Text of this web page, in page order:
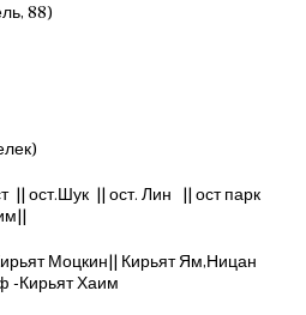
88)
|| ост.Шук || ост. Лин || ост парк
Моцкин|| Кирьят Ям,Ницан
-Кирьят Хаим